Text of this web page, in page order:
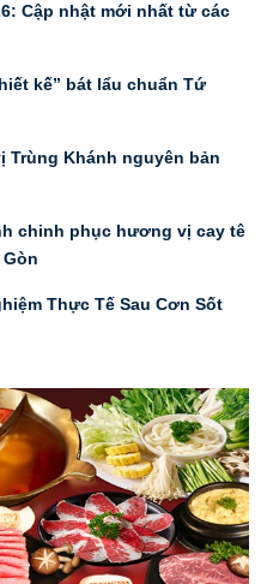
Cập nhật mới nhất từ các
kế” bát lẩu chuẩn Tứ
Trùng Khánh nguyên bản
chinh phục hương vị cay tê
Thực Tế Sau Cơn Sốt